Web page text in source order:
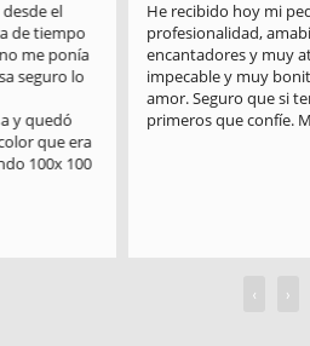
He recibido hoy mi pedido y estoy
profesionalidad, amabilidad y el saber
encantadores y muy atentos, la
impecable y muy bonita,
amor. Seguro que si tengo otro evento
primeros que confíe. Muchas gracias
‹ ›